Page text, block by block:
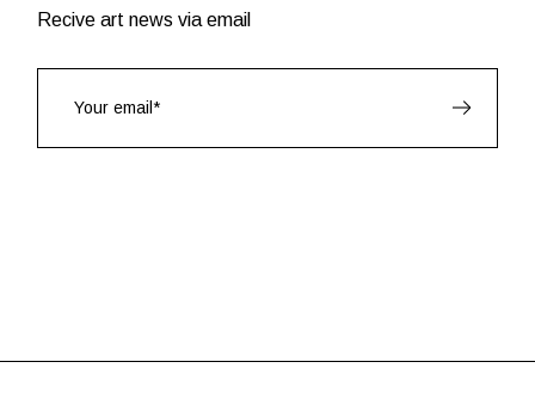
Recive art news via email